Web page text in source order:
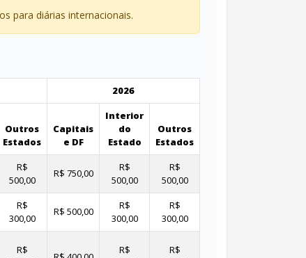
para diárias internacionais.
2026
Outros
Estados
Capitais
e DF
Interior
do
Estado
Outros
Estados
R$
500,00
R$ 750,00
R$
500,00
R$
500,00
R$
300,00
R$ 500,00
R$
300,00
R$
300,00
R$
R$
R$